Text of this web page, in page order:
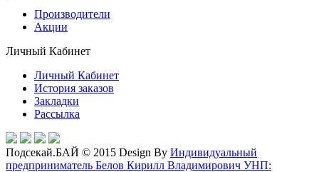
Производители
Акции
Личный Кабинет
Личный Кабинет
История заказов
Закладки
Рассылка
Подсекай.БАЙ © 2015 Design By Индивидуальный
предприниматель Белов Кирилл Владимирович УНП: